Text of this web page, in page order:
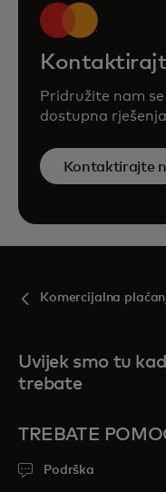
Pridružite nam
dostupna
Kontaktirajte
Komercijalna
Uvijek smo tu
trebate
TREBATE
Podrška